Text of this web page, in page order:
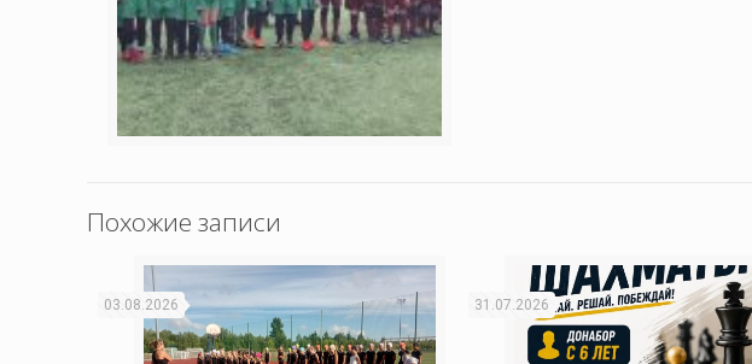
Похожие записи
03.08.2026 31.07.2026